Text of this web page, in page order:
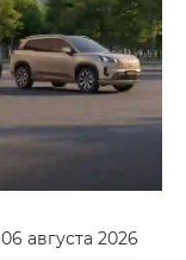
06 августа 2026